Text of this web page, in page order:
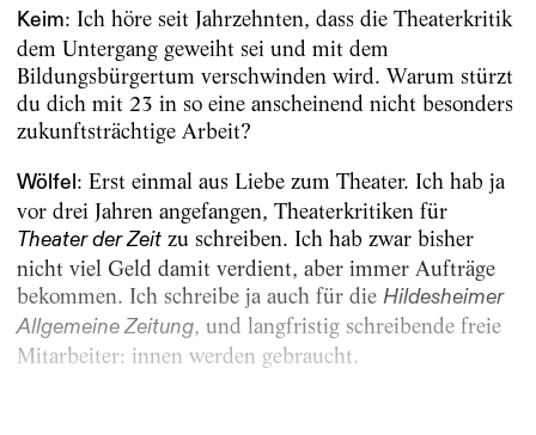
Keim: Ich höre seit Jahrzehnten, dass die Theaterkritik
dem Untergang geweiht sei und mit dem
Bildungsbürgertum verschwinden wird. Warum stürzt
du dich mit 23 in so eine anscheinend nicht besonders
zukunftsträchtige Arbeit?
Wölfel: Erst einmal aus Liebe zum Theater. Ich hab ja
vor drei Jahren angefangen, Theaterkritiken für
Theater der Zeitzu schreiben. Ich hab zwar bisher
nicht viel Geld damit verdient, aber immer Aufträge
bekommen. Ich schreibe ja auch für die Hildesheimer
Allgemeine Zeitung, und langfristig schreibende freie
Mitarbeiter: innen werden gebraucht.